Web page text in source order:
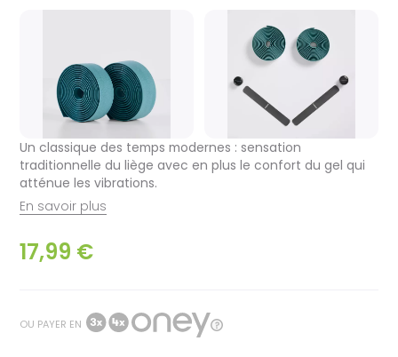
Un classique des temps modernes : sensation
traditionnelle du liège avec en plus le confort du gel qui
atténue les vibrations.
En savoir plus
17,99 €
OU PAYER EN